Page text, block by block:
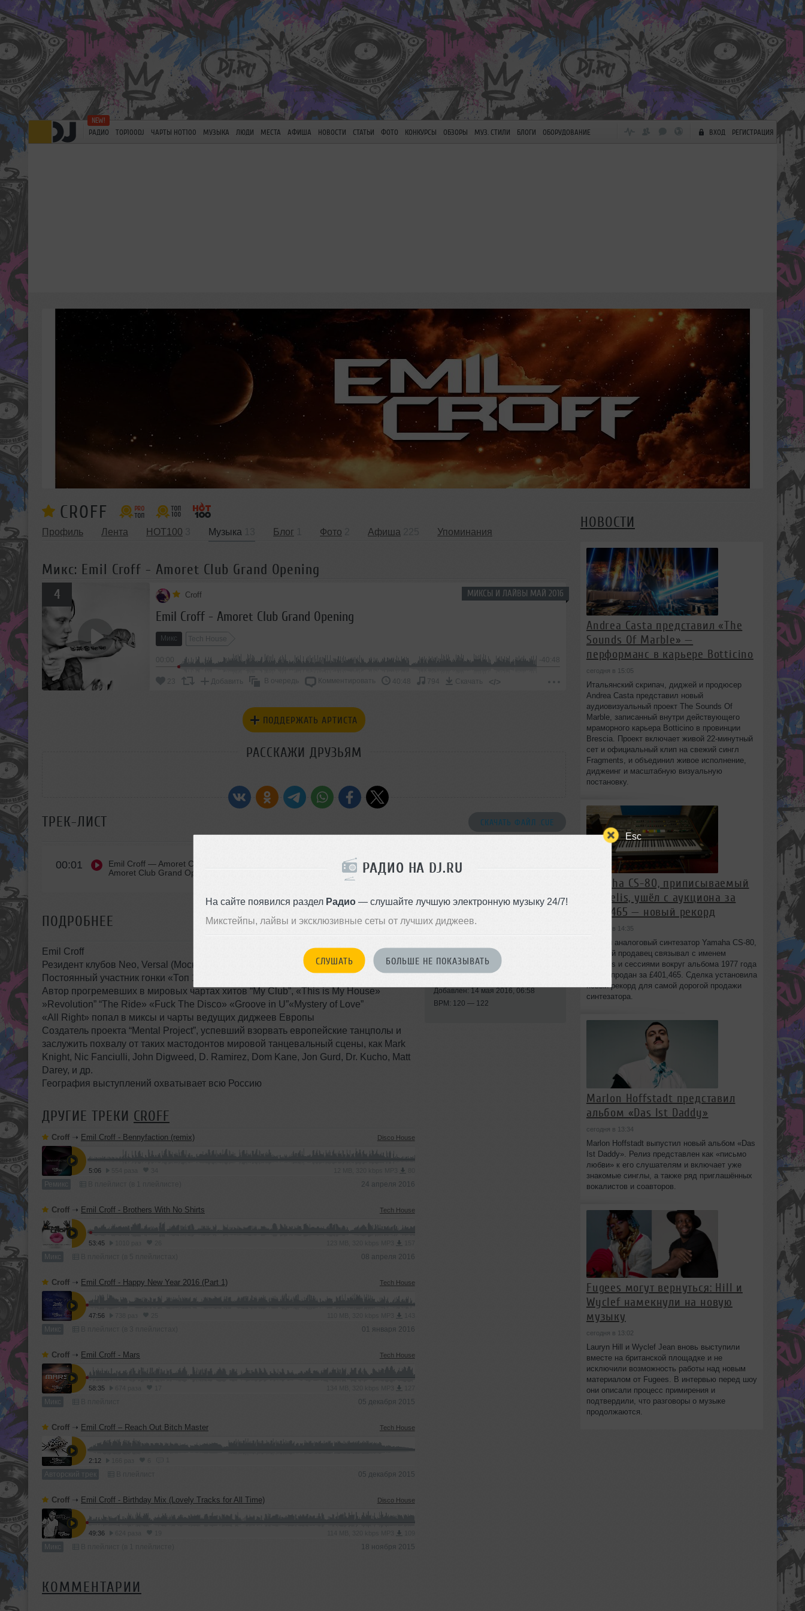
Esc
РАДИО НА DJ.RU
На сайте появился раздел Радио— слушайте лучшую электронную музыку 24/7!
Микстейпы, лайвы и эксклюзивные сеты от лучших диджеев.
СЛУШАТЬ БОЛЬШЕ НЕ ПОКАЗЫВАТЬ
РАДИО TOP100DJ ЧАРТЫ HOT100 МУЗЫКА ЛЮДИ МЕСТА АФИША НОВОСТИ СТАТЬИ ФОТО КОНКУРСЫ ОБЗОРЫ МУЗ. СТИЛИ БЛОГИ ОБОРУДОВАНИЕ ВХОД РЕГИСТРАЦИЯ
CROFF
Профиль Лента HOT100 Музыка Блог Фото Афиша Упоминания
Микс: Emil Croff - Amoret Club Grand Opening
МИКСЫ И ЛАЙВЫ МАЙ 2016
4 Croff
Emil Croff - Amoret Club Grand Opening
Микс Tech House
23 Добавить В очередь Комментировать 794 Скачать </>
ПОДДЕРЖАТЬ АРТИСТА
РАССКАЖИ ДРУЗЬЯМ
ТРЕК-ЛИСТ СКАЧАТЬ ФАЙЛ .CUE
00:01 Emil Croff — Amoret Club Grand Opening&nbsp;02:40 Emil Croff - Amoret Club Grand Opening06:23 Emil Croff -
Amoret Club Grand Opening
ПОДРОБНЕЕ
Emil Croff
Резидент клубов Neo, Versal (Москва)
Постоянный участник гонки «Топ 100 DJ России»,
Автор прогремевших в мировых чартах хитов “My Club”, «This is My House»
»Revolution” “The Ride» «Fuck The Disco» «Groove in U”«Mystery of Love”
«All Right» попал в миксы и чарты ведущих диджеев Европы
Создатель проекта “Mental Project”, успевший взорвать европейские танцполы и
заслужить похвалу от таких мастодонтов мировой танцевальный сцены, как Mark
Knight, Nic Fanciulli, John Digweed, D. Ramirez, Dom Kane, Jon Gurd, Dr. Kucho, Matt
Darey, и др.
География выступлений охватывает всю Россию
ДРУГИЕ ТРЕКИ CROFF
Croff ➝ Emil Croff - Bennyfaction (remix) Disco House
5:06
Ремикс 24 апреля 2016
Croff ➝ Emil Croff - Brothers With No Shirts Tech House
53:45
Микс 08 апреля 2016
Croff ➝ Emil Croff - Happy New Year 2016 (Part 1) Tech House
47:56
Микс 01 января 2016
Croff ➝ Emil Croff - Mars Tech House
58:35
Микс 05 декабря 2015
Croff ➝ Emil Croff – Reach Out Bitch Master Tech House
2:12
Авторский трек 05 декабря 2015
Croff ➝ Emil Croff - Birthday Mix (Lovely Tracks for All Time) Disco House
49:36
Микс 18 ноября 2015
Стиль: Tech House
Добавлен: 14 мая 2016, 06:58
BPM: 120 — 122
КОММЕНТАРИИ
НОВОСТИ
Andrea Casta представил «The
Sounds Of Marble» —
перформанс в карьере Botticino
сегодня в 15:05
Итальянский скрипач, диджей и продюсер
Andrea Casta представил новый
аудиовизуальный проект The Sounds Of
Marble, записанный внутри действующего
мраморного карьера Botticino в провинции
Brescia. Проект включает живой 22‑минутный
сет и официальный клип на свежий сингл
Fragments, и объединил живое исполнение,
диджеинг и масштабную визуальную
постановку.
Yamaha CS-80, приписываемый
Vangelis, ушёл с аукциона за
£401,465 — новый рекорд
сегодня в 14:35
Редкий аналоговый синтезатор Yamaha CS-80,
который продавец связывал с именем
Vangelis и сессиями вокруг альбома 1977 года
Spiral, продан за £401,465. Сделка установила
новый рекорд для самой дорогой продажи
синтезатора.
Marlon Hoffstadt представил
альбом «Das Ist Daddy»
сегодня в 13:34
Marlon Hoffstadt выпустил новый альбом «Das
Ist Daddy». Релиз представлен как «письмо
любви» к его слушателям и включает уже
знакомые синглы, а также ряд приглашённых
вокалистов и соавторов.
Fugees могут вернуться: Hill и
Wyclef намекнули на новую
музыку
сегодня в 13:02
Lauryn Hill и Wyclef Jean вновь выступили
вместе на британской площадке и не
исключили возможность работы над новым
материалом от Fugees. В интервью перед шоу
они описали процесс примирения и
подтвердили, что разговоры о музыке
продолжаются.